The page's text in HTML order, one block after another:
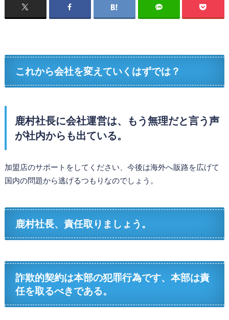
これから会社を変えていくはずでは？
鹿村社長に会社運営は、もう無理だと言う声
が社内からも出ている。
加盟店のサポートをしてください、今後は海外へ販路を広げて
国内の問題から逃げるつもりなのでしょう。
鹿村社長、責任取りましょう。
詐欺的契約は本部の犯罪行為です、本部は責
任を取るべきである。